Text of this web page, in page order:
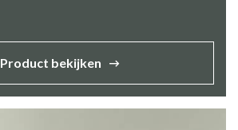
Product bekijken